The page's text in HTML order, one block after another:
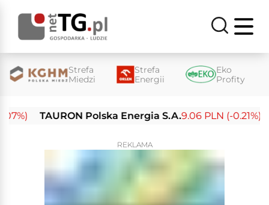
Strefa
Miedzi
Strefa
Energii
Eko
Profity
TAURON Polska Energia S.A. 9.06 PLN (-0.21%)
REKLAMA